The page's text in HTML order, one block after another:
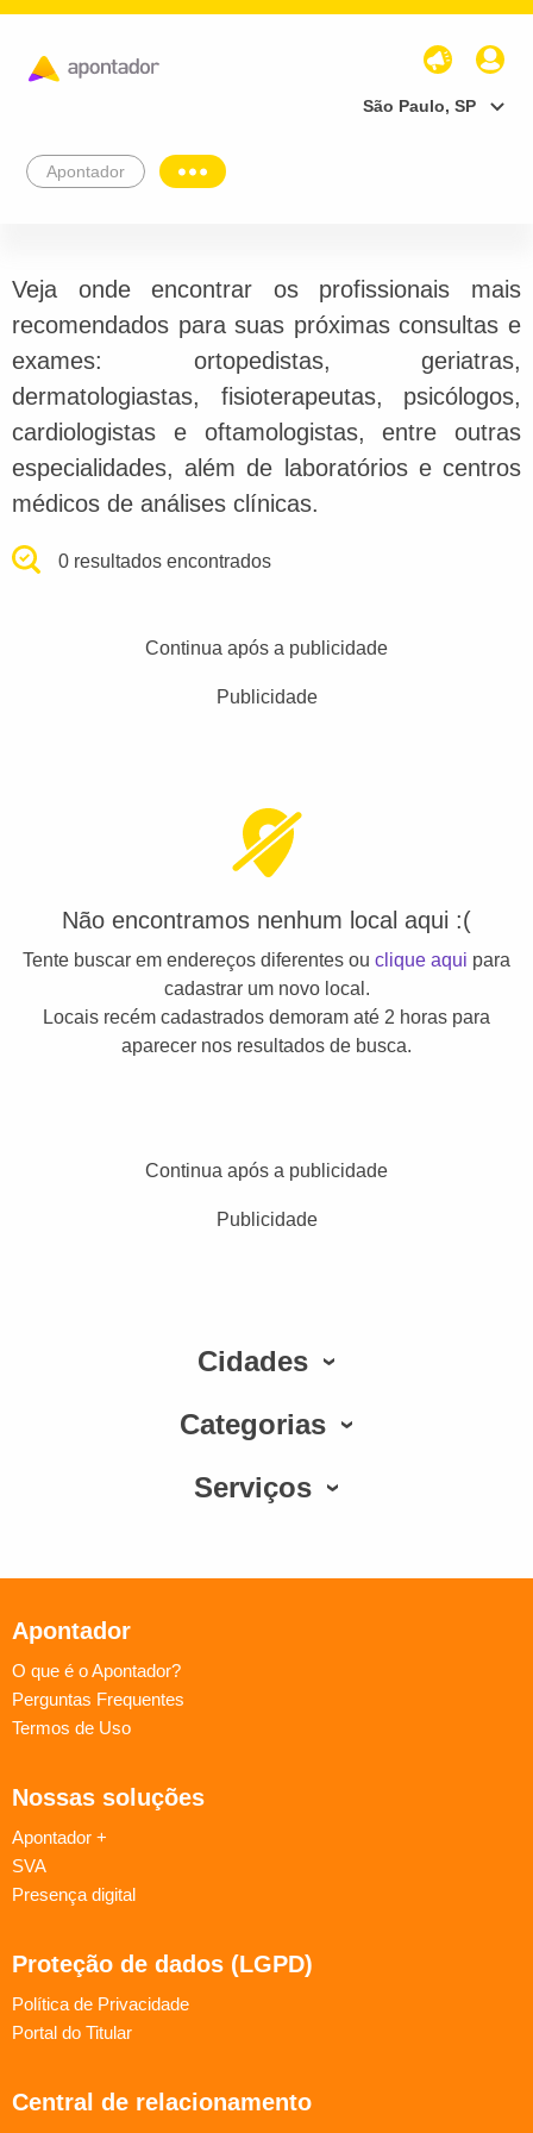
São Paulo, SP
Apontador
Veja onde encontrar os profissionais mais
recomendados para suas próximas consultas e
exames: ortopedistas, geriatras,
dermatologiastas, fisioterapeutas, psicólogos,
cardiologistas e oftamologistas, entre outras
especialidades, além de laboratórios e centros
médicos de análises clínicas.
0 resultados encontrados
Continua após a publicidade
Publicidade
Não encontramos nenhum local aqui :(
Tente buscar em endereços diferentes ou clique aqui para
cadastrar um novo local.
Locais recém cadastrados demoram até 2 horas para
aparecer nos resultados de busca.
Continua após a publicidade
Publicidade
Cidades
Categorias
Serviços
Apontador
O que é o Apontador?
Perguntas Frequentes
Termos de Uso
Nossas soluções
Apontador +
SVA
Presença digital
Proteção de dados (LGPD)
Política de Privacidade
Portal do Titular
Central de relacionamento